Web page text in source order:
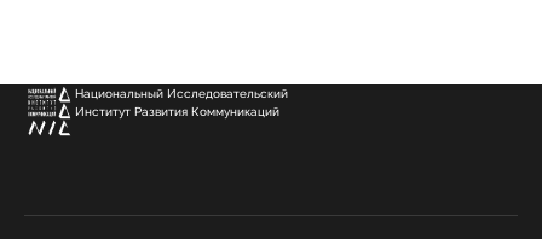
Национальный Исследовательский
Институт Развития Коммуникаций